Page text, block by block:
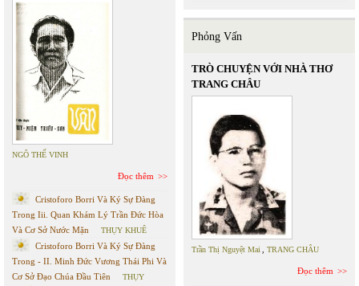
NGÔ THẾ VINH
Đọc thêm
Cristoforo Borri Và Ký Sự Đàng
Trong Iii. Quan Khám Lý Trần Đức Hòa
Và Cơ Sở Nước Mặn
THỤY KHUÊ
Cristoforo Borri Và Ký Sự Đàng
Trong - II. Minh Đức Vương Thái Phi Và
Cơ Sở Đạo Chúa Đầu Tiên
THỤY
Phỏng Vấn
TRÒ CHUYỆN VỚI NHÀ THƠ
TRANG CHÂU
Trần Thị Nguyệt Mai, TRANG CHÂU
Đọc thêm